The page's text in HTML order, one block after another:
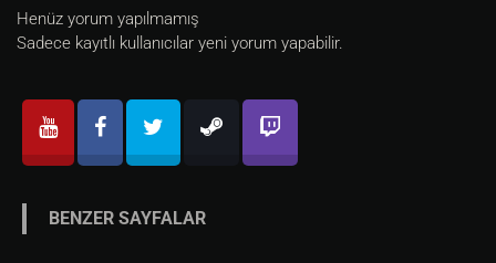
Henüz yorum yapılmamış
Sadece kayıtlı kullanıcılar yeni yorum yapabilir.
BENZER SAYFALAR